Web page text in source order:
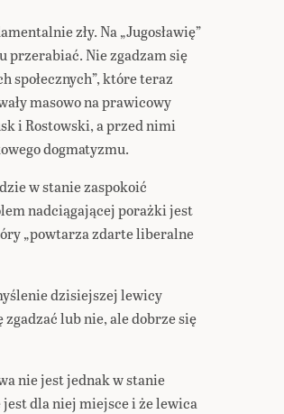
zły. Na „Jugosławię”
przerabiać. Nie zgadzam się
społecznych”, które teraz
masowo na prawicowy
i Rostowski, a przed nimi
dogmatyzmu.
w stanie zaspokoić
nadciągającej porażki jest
„powtarza zdarte liberalne
dzisiejszej lewicy
lub nie, ale dobrze się
nie jest jednak w stanie
dla niej miejsce i że lewica